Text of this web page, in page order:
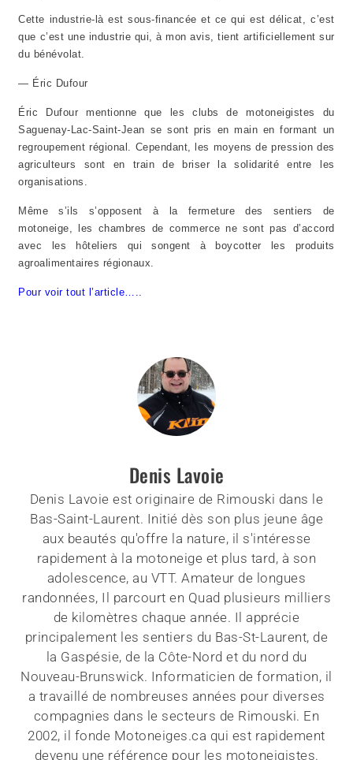
Cette industrie-là est sous-financée et ce qui est délicat, c’est
que c’est une industrie qui, à mon avis, tient artificiellement sur
du bénévolat.
— Éric Dufour
Éric Dufour mentionne que les clubs de motoneigistes du
Saguenay-Lac-Saint-Jean se sont pris en main en formant un
regroupement régional. Cependant, les moyens de pression des
agriculteurs sont en train de briser la solidarité entre les
organisations.
Même s’ils s’opposent à la fermeture des sentiers de
motoneige, les chambres de commerce ne sont pas d’accord
avec les hôteliers qui songent à boycotter les produits
agroalimentaires régionaux.
Pour voir tout l’article…..
Denis Lavoie
Denis Lavoie est originaire de Rimouski dans le
Bas-Saint-Laurent. Initié dès son plus jeune âge
aux beautés qu'offre la nature, il s'intéresse
rapidement à la motoneige et plus tard, à son
adolescence, au VTT. Amateur de longues
randonnées, Il parcourt en Quad plusieurs milliers
de kilomètres chaque année. Il apprécie
principalement les sentiers du Bas-St-Laurent, de
la Gaspésie, de la Côte-Nord et du nord du
Nouveau-Brunswick. Informaticien de formation, il
a travaillé de nombreuses années pour diverses
compagnies dans le secteurs de Rimouski. En
2002, il fonde Motoneiges.ca qui est rapidement
devenu une référence pour les motoneigistes.